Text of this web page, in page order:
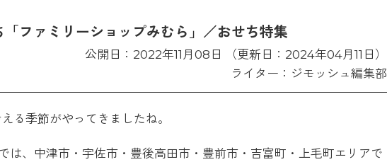
ファミリーショップみむら」／おせち特集
公開日：2022年11月08日 （更新日：2024年04月11日）
ライター：ジモッシュ編集部
る季節がやってきましたね。
は、中津市・宇佐市・豊後高田市・豊前市・吉富町・上毛町エリアで